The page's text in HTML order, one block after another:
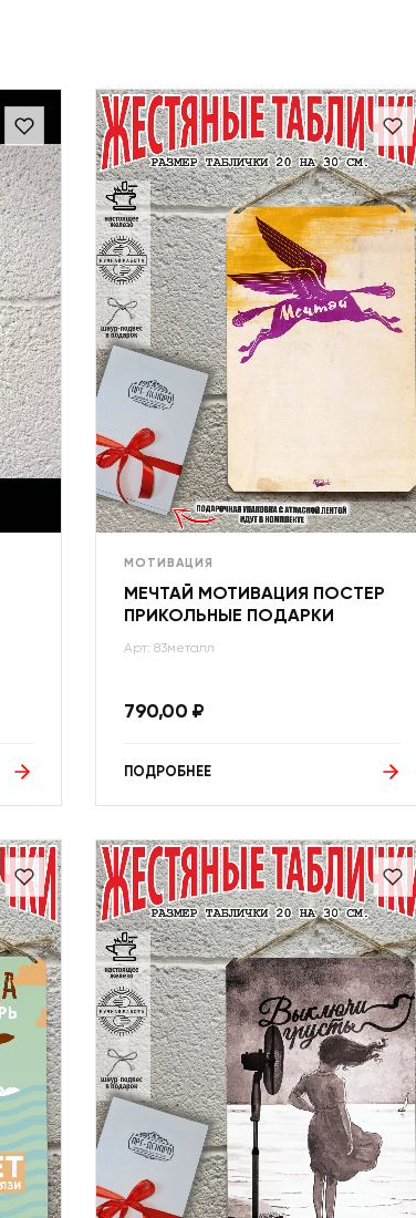
МОТИВАЦИЯ
МЕЧТАЙ МОТИВАЦИЯ ПОСТЕР
ПРИКОЛЬНЫЕ ПОДАРКИ
Арт: 83металл
790,00 ₽
ПОДРОБНЕЕ